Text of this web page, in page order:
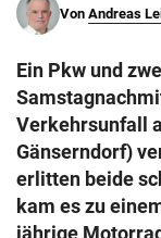
Von Andreas
Ein Pkw und
Verkehrsunfall
Gänserndorf)
erlitten beide
kam es zu
jährige